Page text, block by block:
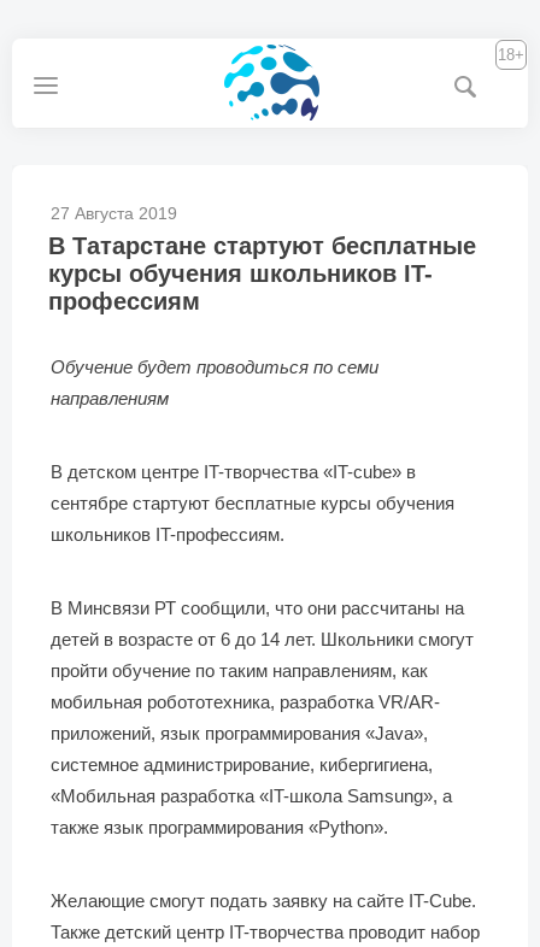
18+
27 Августа 2019
В Татарстане стартуют бесплатные
курсы обучения школьников IT-
профессиям
Обучение будет проводиться по семи
направлениям
В детском центре IT-творчества «IT-cube» в
сентябре стартуют бесплатные курсы обучения
школьников IT-профессиям.
В Минсвязи РТ сообщили, что они рассчитаны на
детей в возрасте от 6 до 14 лет. Школьники смогут
пройти обучение по таким направлениям, как
мобильная робототехника, разработка VR/AR-
приложений, язык программирования «Java»,
системное администрирование, кибергигиена,
«Мобильная разработка «IT-школа Samsung», а
также язык программирования «Python».
Желающие смогут подать заявку на сайте IT-Cube.
Также детский центр IT-творчества проводит набор